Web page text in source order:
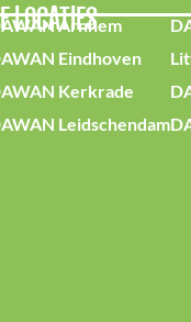
LOCATIES
Arnhem
Eindhoven
Kerkrade
Leidschendam